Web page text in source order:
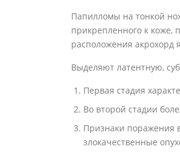
Папилломы на тонкой
прикрепленного к
расположения
Выделяют латентную,
Первая стадия
Во второй стадии
Признаки поражения
злокачественные